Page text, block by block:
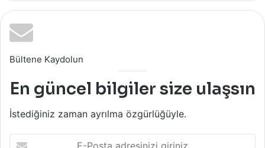
Bültene Kaydolun
En güncel bilgiler size ulaşsın
İstediğiniz zaman ayrılma özgürlüğüyle.
E-